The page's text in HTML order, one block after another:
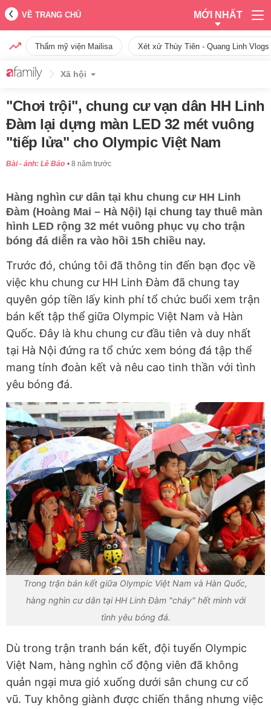
VỀ TRANG CHỦ MỚI NHẤT
Thẩm mỹ viện Mailisa Xét xử Thùy Tiên - Quang Linh
Xã hội
"Chơi trội", chung cư vạn dân HH Linh
Đàm lại dựng màn LED 32 mét vuông
"tiếp lửa" cho Olympic Việt Nam
Bài - ảnh: Lê Bảo 8 năm trước
Hàng nghìn cư dân tại khu chung cư HH Linh
Đàm (Hoàng Mai – Hà Nội) lại chung tay thuê màn
hình LED rộng 32 mét vuông phục vụ cho trận
bóng đá diễn ra vào hồi 15h chiều nay.
Trước đó, chúng tôi đã thông tin đến bạn đọc về
việc khu chung cư HH Linh Đàm đã chung tay
quyên góp tiền lấy kinh phí tổ chức buổi xem trận
bán kết tập thể giữa Olympic Việt Nam và Hàn
Quốc. Đây là khu chung cư đầu tiên và duy nhất
tại Hà Nội đứng ra tổ chức xem bóng đá tập thể
mang tính đoàn kết và nêu cao tinh thần với tình
yêu bóng đá.
Trong trận bán kết giữa Olympic Việt Nam và Hàn Quốc,
hàng nghìn cư dân tại HH Linh Đàm "cháy" hết mình với
tình yêu bóng đá.
Dù trong trận tranh bán kết, đội tuyển Olympic
Việt Nam, hàng nghìn cổ động viên đã không
quản ngại mưa gió xuống dưới sân chung cư cổ
vũ. Tuy không giành được chiến thắng nhưng việc